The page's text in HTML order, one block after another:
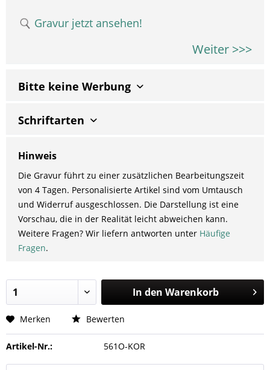
Gravur jetzt ansehen!
Weiter >>>
Bitte keine Werbung
Schriftarten
Hinweis
Die Gravur führt zu einer zusätzlichen Bearbeitungszeit
von 4 Tagen. Personalisierte Artikel sind vom Umtausch
und Widerruf ausgeschlossen. Die Darstellung ist eine
Vorschau, die in der Realität leicht abweichen kann.
Weitere Fragen? Wir liefern antworten unter Häufige
Fragen.
In den Warenkorb
Merken Bewerten
Artikel-Nr.: 561O-KOR